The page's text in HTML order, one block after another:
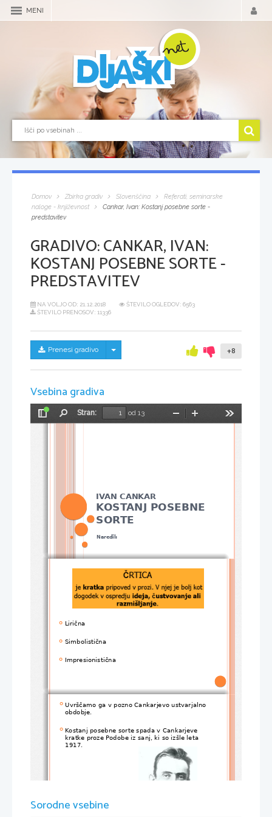
MENI
Domov Zbirka gradiv Slovenščina
Referati, seminarske
naloge - književnost
Cankar, Ivan: Kostanj posebne sorte -
predstavitev
GRADIVO:CANKAR, IVAN:
KOSTANJ POSEBNE SORTE -
PREDSTAVITEV
NA VOLJO OD: 21.12.2018
ŠTEVILO OGLEDOV: 6563
ŠTEVILO PRENOSOV: 11336
Prenesi gradivo Skrij/prikaži meni +8
Vsebina gradiva
Preklopi
Stran:
od 13
Pomanjšaj
IVAN CANKAR
KOSTANJ POSEBNE
SORTE
Naredil:
 Lirična
 Simbolistična
 Impresionistična

Uvrščamo ga v pozno Cankarjevo ustvarjalno
obdobje.

Kostanj posebne sorte spada v Cankarjeve
kratke proze Podobe iz sanj, ki so izšle leta
1917.
Sorodne vsebine